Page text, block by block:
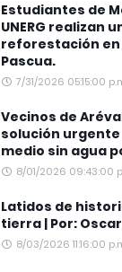
Estudiantes de
UNERG realizan
reforestación en
Pascua.
7/31/2026 05:15:00
Vecinos de
solución
medio sin agua
8/01/2026 09:43:00
Latidos de
tierra | Por:
8/03/2026 11:16:00